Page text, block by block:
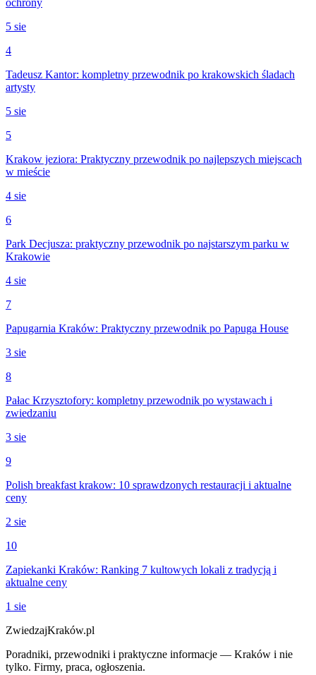
5 sie
4
Tadeusz Kantor: kompletny przewodnik po krakowskich śladach
artysty
5 sie
5
Krakow jeziora: Praktyczny przewodnik po najlepszych miejscach
w mieście
4 sie
6
Park Decjusza: praktyczny przewodnik po najstarszym parku w
Krakowie
4 sie
7
Papugarnia Kraków: Praktyczny przewodnik po Papuga House
3 sie
8
Pałac Krzysztofory: kompletny przewodnik po wystawach i
zwiedzaniu
3 sie
9
Polish breakfast krakow: 10 sprawdzonych restauracji i aktualne
ceny
2 sie
10
Zapiekanki Kraków: Ranking 7 kultowych lokali z tradycją i
aktualne ceny
1 sie
ZwiedzajKraków.pl
Poradniki, przewodniki i praktyczne informacje — Kraków i nie
tylko. Firmy, praca, ogłoszenia.